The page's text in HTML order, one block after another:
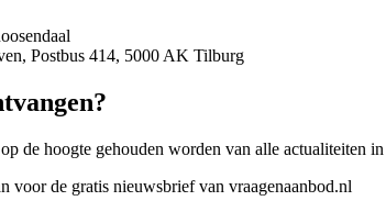
Postbus 414, 5000 AK Tilburg
de hoogte gehouden worden van alle actualiteiten
voor de gratis nieuwsbrief van vraagenaanbod.nl